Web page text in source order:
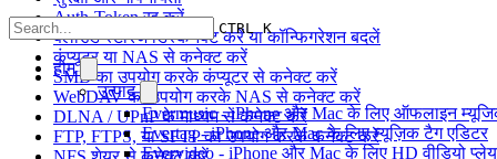
CTRL K
होम
उत्पाद
Evermusic - iPhone और Mac के लिए ऑफलाइन
Evertag - iPhone और Mac के लिए म्यूज़िक टैग एडिटर
Evervideo - iPhone और Mac के लिए HD वीडियो
Auth-Token रद्द करें
क्लाउड स्टोरेज डिस्कनेक्ट करें या कॉन्फिगरेशन बदलें
कंप्यूटर या NAS से कनेक्ट करें
SMB का उपयोग करके कंप्यूटर से कनेक्ट करें
WebDAV का उपयोग करके NAS से कनेक्ट करें
DLNA / UPnP के माध्यम से कनेक्ट करें
FTP, FTPS, या SFTP का उपयोग करके कनेक्ट करें